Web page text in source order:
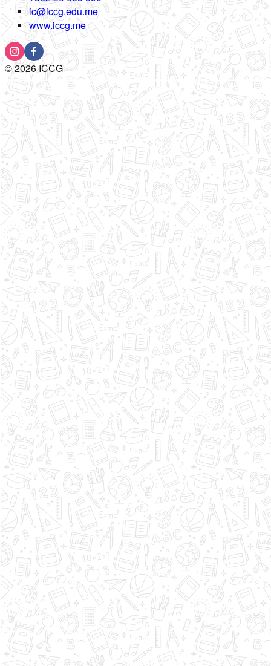
ic@iccg.edu.me
www.iccg.me
©2026ICCG